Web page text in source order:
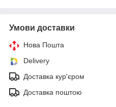
Умови доставки
Нова Пошта
Delivery
Доставка кур'єром
Доставка поштою